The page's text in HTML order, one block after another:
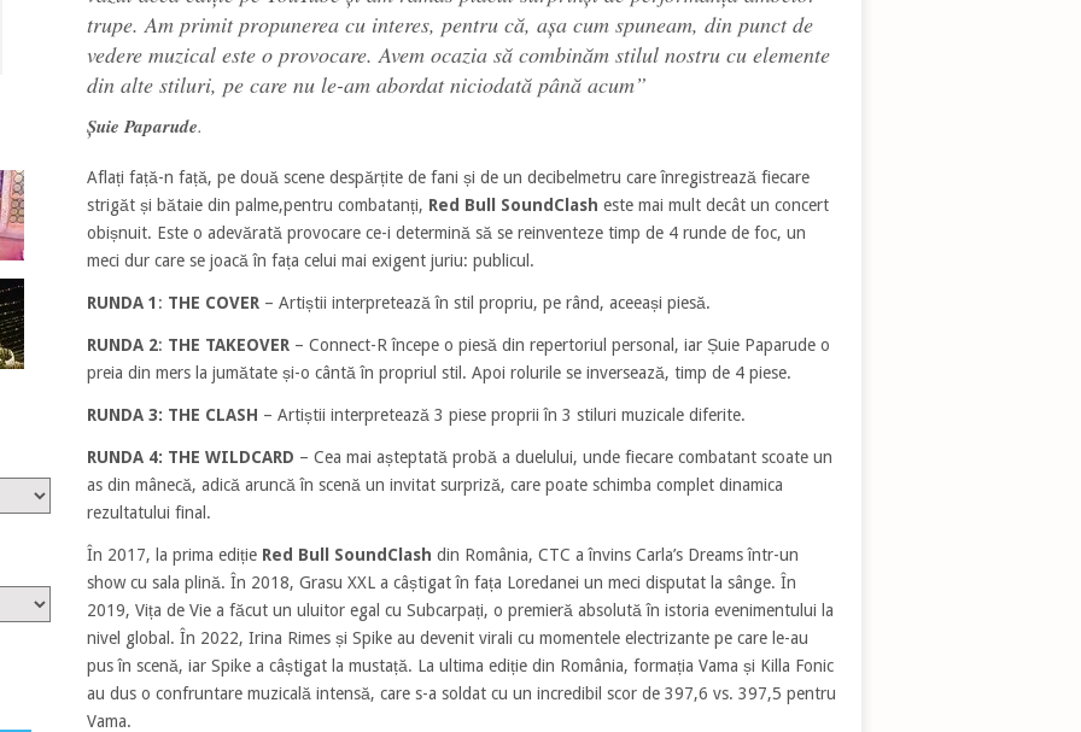
trupe. Am primit propunerea cu interes, pentru că, așa cum spuneam, din punct de
vedere muzical este o provocare. Avem ocazia să combinăm stilul nostru cu elemente
din alte stiluri, pe care nu le-am abordat niciodată până acum”
Șuie Paparude.
Aflați față-n față, pe două scene despărțite de fani și de un decibelmetru care înregistrează fiecare
strigăt și bătaie din palme,pentru combatanți, Red Bull SoundClash este mai mult decât un concert
obișnuit. Este o adevărată provocare ce-i determină să se reinventeze timp de 4 runde de foc, un
meci dur care se joacă în fața celui mai exigent juriu: publicul.
RUNDA 1 : THE COVER– Artiștii interpretează în stil propriu, pe rând, aceeași piesă.
RUNDA 2: THE TAKEOVER– Connect-R începe o piesă din repertoriul personal, iar Șuie Paparude o
preia din mers la jumătate și-o cântă în propriul stil. Apoi rolurile se inversează, timp de 4 piese.
RUNDA 3: THE CLASH – Artiștii interpretează 3 piese proprii în 3 stiluri muzicale diferite.
RUNDA 4: THE WILDCARD – Cea mai așteptată probă a duelului, unde fiecare combatant scoate un
as din mânecă, adică aruncă în scenă un invitat surpriză, care poate schimba complet dinamica
rezultatului final.
În 2017, la prima ediție Red Bull SoundClash din România, CTC a învins Carla’s Dreams într-un
show cu sala plină. În 2018, Grasu XXL a câștigat în fața Loredanei un meci disputat la sânge. În
2019, Vița de Vie a făcut un uluitor egal cu Subcarpați, o premieră absolută în istoria evenimentului la
nivel global. În 2022, Irina Rimes și Spike au devenit virali cu momentele electrizante pe care le-au
pus în scenă, iar Spike a câștigat la mustață. La ultima ediție din România, formația Vama și Killa Fonic
au dus o confruntare muzicală intensă, care s-a soldat cu un incredibil scor de 397,6 vs. 397,5 pentru
Vama.